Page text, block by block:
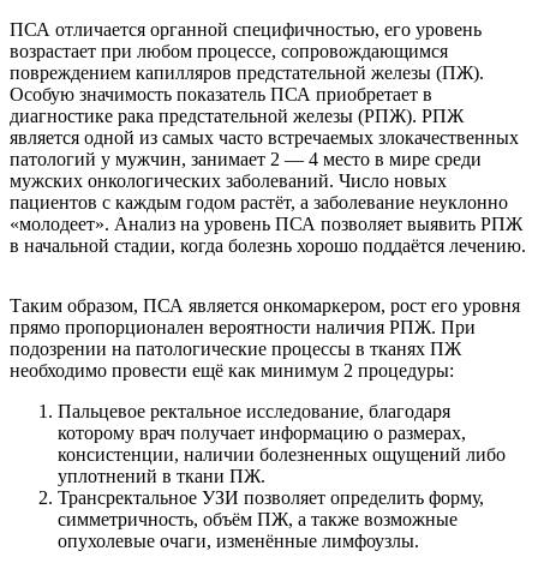
ПСА отличается органной специфичностью, его уровень
возрастает при любом процессе, сопровождающимся
повреждением капилляров предстательной железы (ПЖ).
Особую значимость показатель ПСА приобретает в
диагностике рака предстательной железы (РПЖ). РПЖ
является одной из самых часто встречаемых злокачественных
патологий у мужчин, занимает 2 — 4 место в мире среди
мужских онкологических заболеваний. Число новых
пациентов с каждым годом растёт, а заболевание неуклонно
«молодеет». Анализ на уровень ПСА позволяет выявить РПЖ
в начальной стадии, когда болезнь хорошо поддаётся лечению.
Таким образом, ПСА является онкомаркером, рост его уровня
прямо пропорционален вероятности наличия РПЖ. При
подозрении на патологические процессы в тканях ПЖ
необходимо провести ещё как минимум 2 процедуры:
Пальцевое ректальное исследование, благодаря
которому врач получает информацию о размерах,
консистенции, наличии болезненных ощущений либо
уплотнений в ткани ПЖ.
Трансректальное УЗИ позволяет определить форму,
симметричность, объём ПЖ, а также возможные
опухолевые очаги, изменённые лимфоузлы.